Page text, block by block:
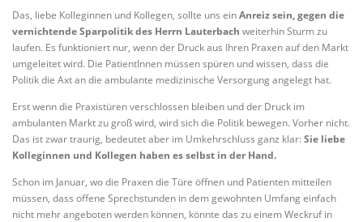
Das, liebe Kolleginnen und Kollegen, sollte uns einAnreiz sein, gegen die
vernichtende Sparpolitik des Herrn Lauterbach weiterhin Sturm zu
laufen. Es funktioniert nur, wenn der Druck aus Ihren Praxen auf den Markt
umgeleitet wird. Die PatientInnen müssen spüren und wissen, dass die
Politik die Axt an die ambulante medizinische Versorgung angelegt hat.
Erst wenn die Praxistüren verschlossen bleiben und der Druck im
ambulanten Markt zu groß wird, wird sich die Politik bewegen. Vorher nicht.
Das ist zwar traurig, bedeutet aber im Umkehrschluss ganz klar:Sie liebe
Kolleginnen und Kollegen haben es selbst in der Hand.
Schon im Januar, wo die Praxen die Türe öffnen und Patienten mitteilen
müssen, dass offene Sprechstunden in dem gewohnten Umfang einfach
nicht mehr angeboten werden können, könnte das zu einem Weckruf in